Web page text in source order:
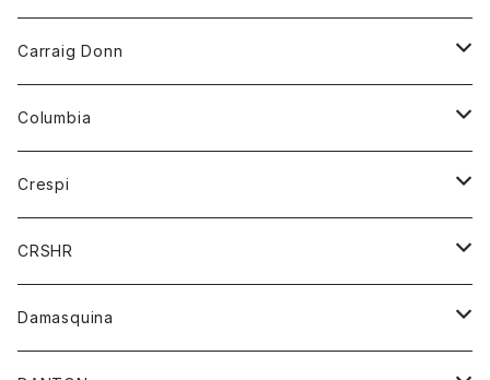
チーフ
バンダナ
トレーナー
パーカー
ショートパンツ
オーバーオール
カーディガン
ハーフスリーブTシャツ
Carraig Donn
ニット
Columbia
アウター
ジャケット
Crespi
ジャケット
ワンピース
CRSHR
キャップ
Damasquina